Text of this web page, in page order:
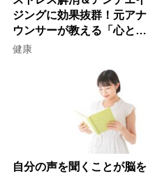
ジングに効果抜群！元アナ
ウンサーが教える「心と体
を元気にする音読の習慣」
健康
自分の声を聞くことが脳を